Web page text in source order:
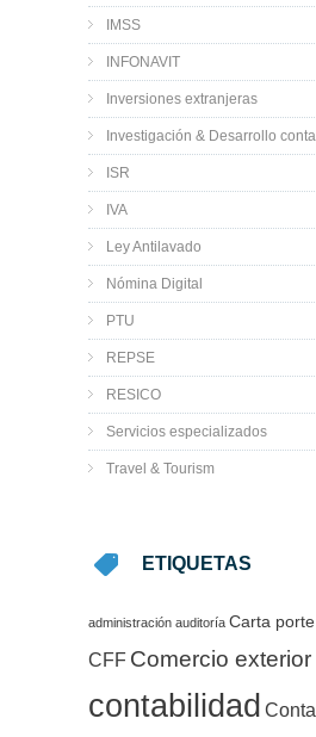
IMSS
INFONAVIT
Inversiones extranjeras
Investigación & Desarrollo
ISR
IVA
Ley Antilavado
Nómina Digital
PTU
REPSE
RESICO
Servicios especializados
Travel & Tourism
ETIQUETAS
administración auditoría Carta porte
CFF Comercio exterior
contabilidad